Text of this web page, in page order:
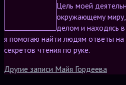
Цель моей
окружающему
делом и находясь
я помогаю найти людям ответы
секретов чтения по руке.
Другие записи Майя Гордеева